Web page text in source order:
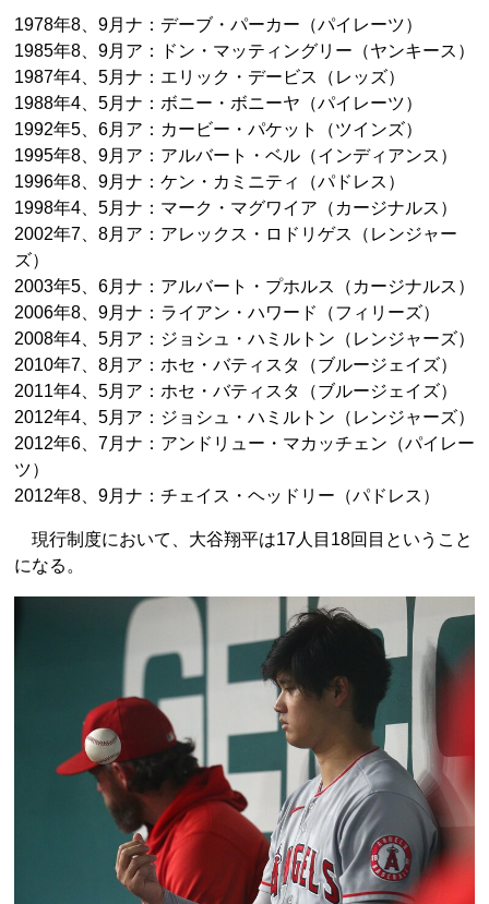
1978年8、9月ナ：デーブ・パーカー（パイレーツ）
1985年8、9月ア：ドン・マッティングリー（ヤンキース）
1987年4、5月ナ：エリック・デービス（レッズ）
1988年4、5月ナ：ボニー・ボニーヤ（パイレーツ）
1992年5、6月ア：カービー・パケット（ツインズ）
1995年8、9月ア：アルバート・ベル（インディアンス）
1996年8、9月ナ：ケン・カミニティ（パドレス）
1998年4、5月ナ：マーク・マグワイア（カージナルス）
2002年7、8月ア：アレックス・ロドリゲス（レンジャー
ズ）
2003年5、6月ナ：アルバート・プホルス（カージナルス）
2006年8、9月ナ：ライアン・ハワード（フィリーズ）
2008年4、5月ア：ジョシュ・ハミルトン（レンジャーズ）
2010年7、8月ア：ホセ・バティスタ（ブルージェイズ）
2011年4、5月ア：ホセ・バティスタ（ブルージェイズ）
2012年4、5月ア：ジョシュ・ハミルトン（レンジャーズ）
2012年6、7月ナ：アンドリュー・マカッチェン（パイレー
ツ）
2012年8、9月ナ：チェイス・ヘッドリー（パドレス）
現行制度において、大谷翔平は17人目18回目ということ
になる。